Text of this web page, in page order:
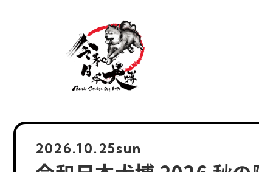
2026.10.25sun